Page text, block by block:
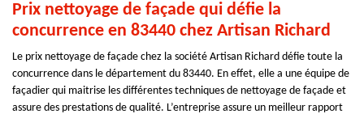
Prix nettoyage de façade qui défie la
concurrence en 83440 chez Artisan Richard
Le prix nettoyage de façade chez la société Artisan Richard défie toute la
concurrence dans le département du 83440. En effet, elle a une équipe de
façadier qui maitrise les différentes techniques de nettoyage de façade et
assure des prestations de qualité. L’entreprise assure un meilleur rapport